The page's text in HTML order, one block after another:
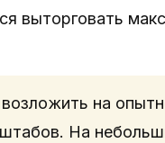
выторговать
на
На